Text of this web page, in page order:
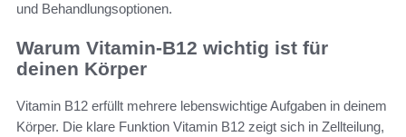
und Behandlungsoptionen.
Warum Vitamin-B12 wichtig ist für
deinen Körper
Vitamin B12 erfüllt mehrere lebenswichtige Aufgaben in deinem
Körper. Die klare Funktion Vitamin B12 zeigt sich in Zellteilung,